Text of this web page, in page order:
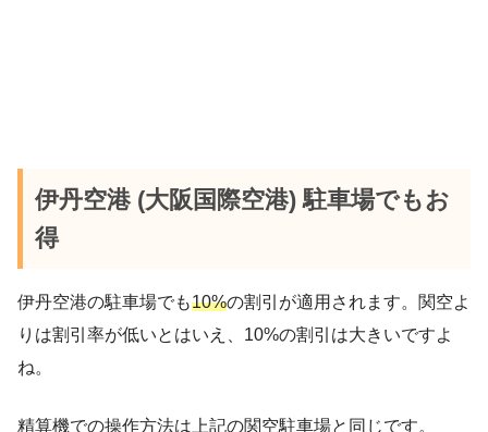
伊丹空港 (大阪国際空港) 駐車場でもお
得
伊丹空港の駐車場でも10%の割引が適用されます。関空よ
りは割引率が低いとはいえ、10%の割引は大きいですよ
ね。
精算機での操作方法は上記の関空駐車場と同じです。